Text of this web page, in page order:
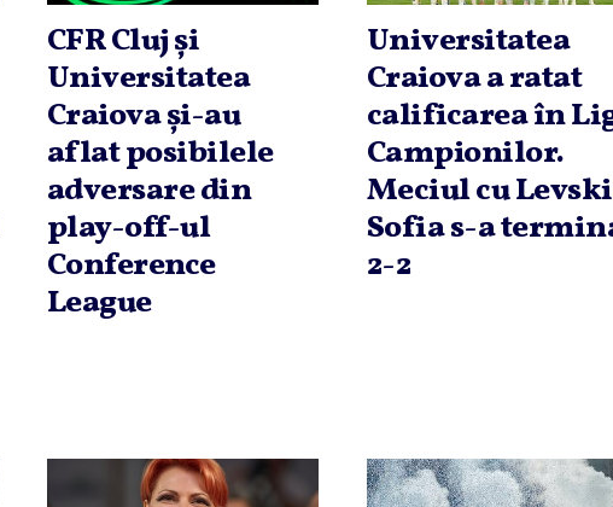
CFR Cluj şi
Universitatea
Craiova şi-au
aflat posibilele
adversare din
play-off-ul
Conference
League
Universitatea
Craiova a ratat
calificarea în
Campionilor.
Meciul cu Levski
Sofia s-a
2-2